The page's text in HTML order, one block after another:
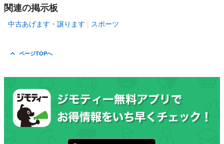
関連の掲示板
中古あげます・譲ります スポーツ
ページTOPへ